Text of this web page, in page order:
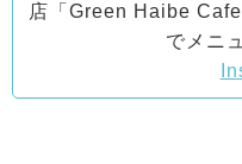
店「Green Haibe Cafe
でメニ